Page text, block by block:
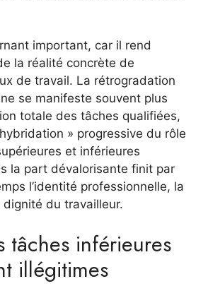
important, car il rend
la réalité concrète de
de travail. La rétrogradation
se manifeste souvent plus
totale des tâches qualifiées,
» progressive du rôle
et inférieures
la part dévalorisante finit par
l’identité professionnelle, la
du travailleur.
tâches inférieures
illégitimes